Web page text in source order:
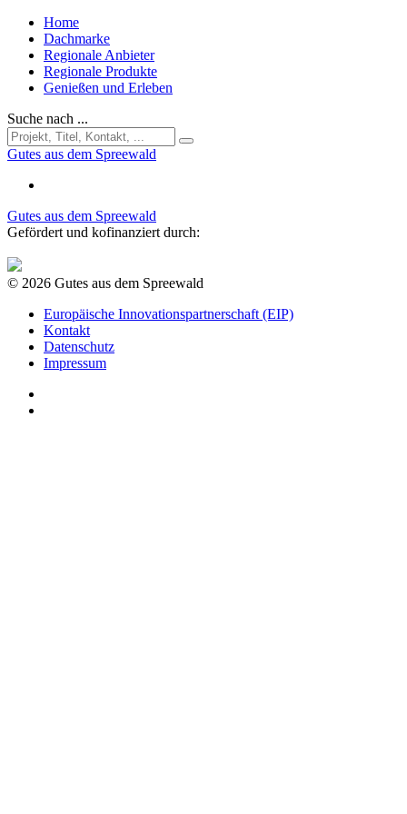
Home
Dachmarke
Regionale Anbieter
Regionale Produkte
Genießen und Erleben
Suche nach ...
Gutes aus dem Spreewald
Gutes aus dem Spreewald
Gefördert und kofinanziert durch:
© 2026 Gutes aus dem Spreewald
Europäische Innovationspartnerschaft (EIP)
Kontakt
Datenschutz
Impressum